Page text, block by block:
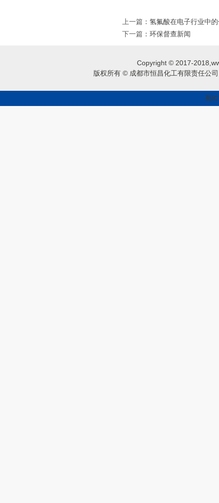
上一篇 ： 氢氟酸在电子行业中
下一篇 ： 环保督查新闻
Copyright © 2017-
版权所有 © 成都市恒昌化工有限责任公
蜀